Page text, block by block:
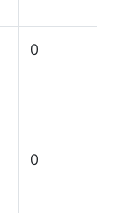
0
0